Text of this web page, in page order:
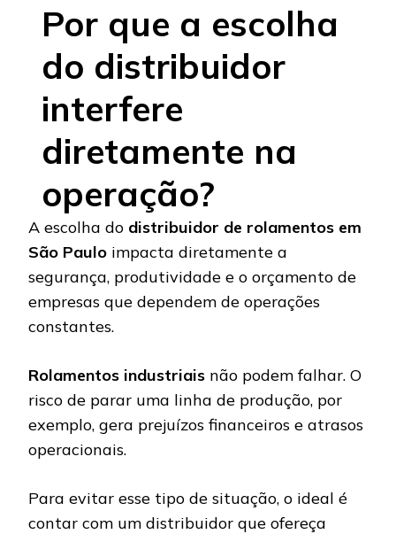
Por que a escolha
do distribuidor
interfere
diretamente na
operação?
A escolha do distribuidor de rolamentos em
São Paulo impacta diretamente a
segurança, produtividade e o orçamento de
empresas que dependem de operações
constantes.
Rolamentos industriais não podem falhar. O
risco de parar uma linha de produção, por
exemplo, gera prejuízos financeiros e atrasos
operacionais.
Para evitar esse tipo de situação, o ideal é
contar com um distribuidor que ofereça